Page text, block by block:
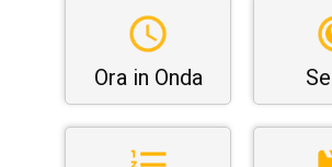
Ora in Onda